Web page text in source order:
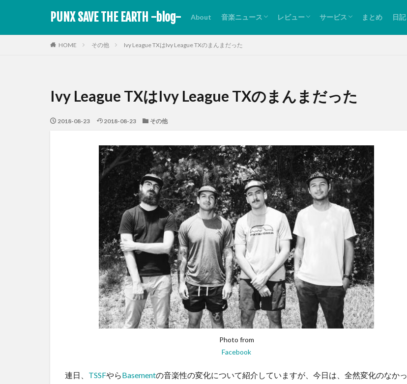
PUNX SAVE THE EARTH -blog- About 音楽ニュース
リリース情報
ライブ情報
レビュー
バンド紹介
ライブレビュー
音源紹介
サービス
Spotify
Bandcamp
Twitter
まとめ 日記
HOME その他 Ivy League TXはIvy League TXのまんまだった
Ivy League TXはIvy League TXのまんまだった
2018-08-23 2018-08-23 その他
Photo from
Facebook
連日、 TSSFやらBasementの音楽性の変化について紹介していますが、今日は、全然変化のなかっ